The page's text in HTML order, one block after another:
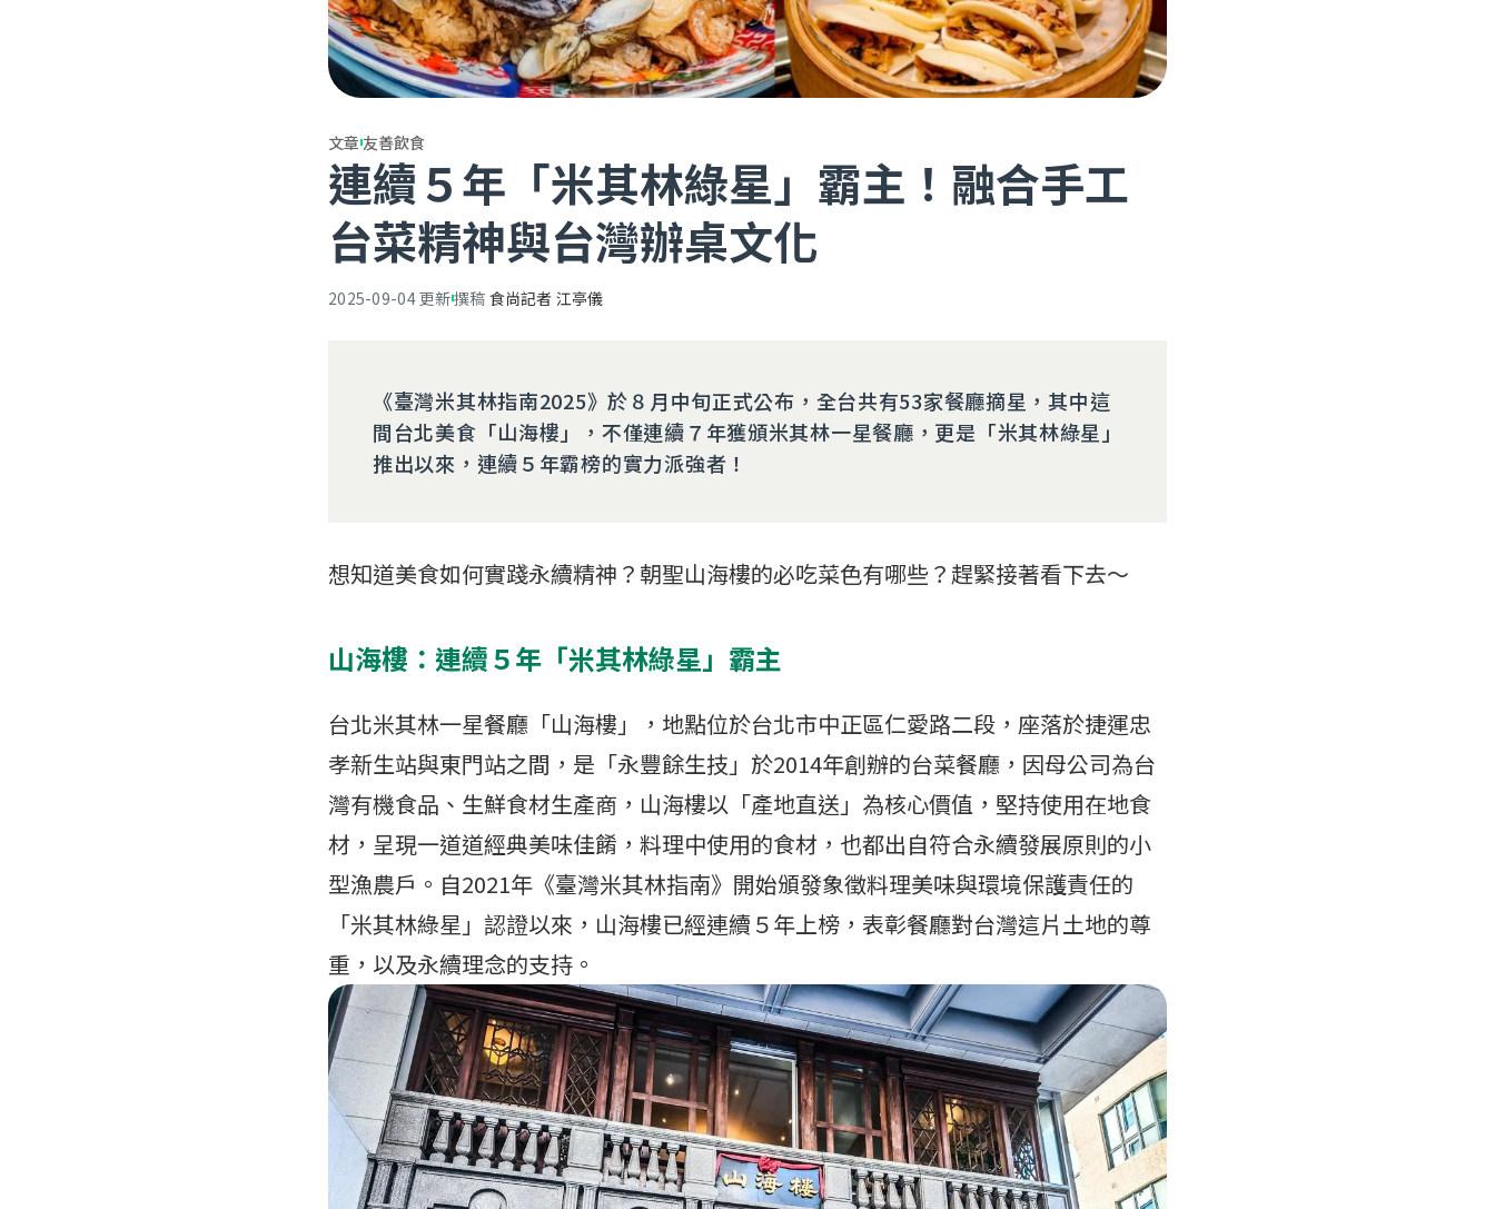
文章友善飲食
連續５年「米其林綠星」霸主！融合手工
台菜精神與台灣辦桌文化
2025-09-04更新撰稿 食尚記者 江亭儀
《臺灣米其林指南2025》於８月中旬正式公布，全台共有53家餐廳摘星，其中這
間台北美食「山海樓」，不僅連續７年獲頒米其林一星餐廳，更是「米其林綠星」
推出以來，連續５年霸榜的實力派強者！
想知道美食如何實踐永續精神？朝聖山海樓的必吃菜色有哪些？趕緊接著看下去～
山海樓：連續５年「米其林綠星」霸主
台北米其林一星餐廳「山海樓」，地點位於台北市中正區仁愛路二段，座落於捷運忠
孝新生站與東門站之間，是「永豐餘生技」於2014年創辦的台菜餐廳，因母公司為台
灣有機食品、生鮮食材生產商，山海樓以「產地直送」為核心價值，堅持使用在地食
材，呈現一道道經典美味佳餚，料理中使用的食材，也都出自符合永續發展原則的小
型漁農戶。自2021年《臺灣米其林指南》開始頒發象徵料理美味與環境保護責任的
「米其林綠星」認證以來，山海樓已經連續５年上榜，表彰餐廳對台灣這片土地的尊
重，以及永續理念的支持。